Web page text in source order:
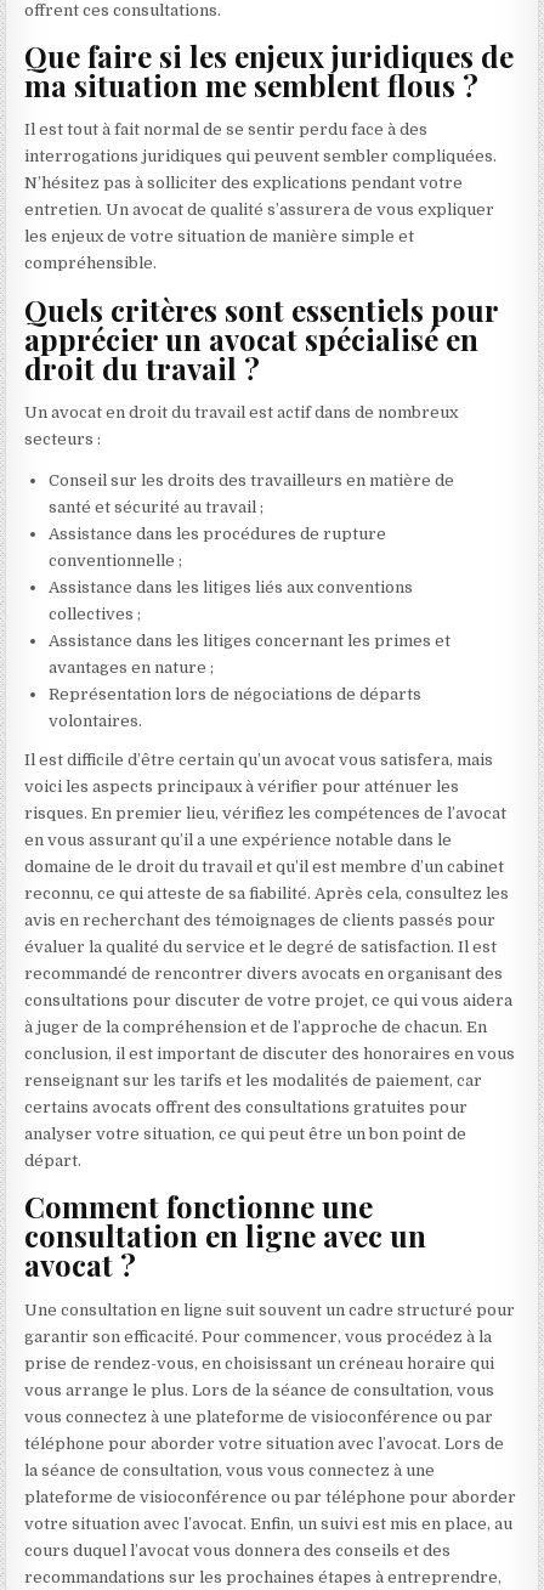
offrent ces consultations.
Que faire si les enjeux juridiques de
ma situation me semblent flous ?
Il est tout à fait normal de se sentir perdu face à des
interrogations juridiques qui peuvent sembler compliquées.
N’hésitez pas à solliciter des explications pendant votre
entretien. Un avocat de qualité s’assurera de vous expliquer
les enjeux de votre situation de manière simple et
compréhensible.
Quels critères sont essentiels pour
apprécier un avocat spécialisé en
droit du travail ?
Un avocat en droit du travail est actif dans de nombreux
secteurs :
Conseil sur les droits des travailleurs en matière de
santé et sécurité au travail ;
Assistance dans les procédures de rupture
conventionnelle ;
Assistance dans les litiges liés aux conventions
collectives ;
Assistance dans les litiges concernant les primes et
avantages en nature ;
Représentation lors de négociations de départs
volontaires.
Il est difficile d’être certain qu’un avocat vous satisfera, mais
voici les aspects principaux à vérifier pour atténuer les
risques. En premier lieu, vérifiez les compétences de l’avocat
en vous assurant qu’il a une expérience notable dans le
domaine de le droit du travail et qu’il est membre d’un cabinet
reconnu, ce qui atteste de sa fiabilité. Après cela, consultez les
avis en recherchant des témoignages de clients passés pour
évaluer la qualité du service et le degré de satisfaction. Il est
recommandé de rencontrer divers avocats en organisant des
consultations pour discuter de votre projet, ce qui vous aidera
à juger de la compréhension et de l’approche de chacun. En
conclusion, il est important de discuter des honoraires en vous
renseignant sur les tarifs et les modalités de paiement, car
certains avocats offrent des consultations gratuites pour
analyser votre situation, ce qui peut être un bon point de
départ.
Comment fonctionne une
consultation en ligne avec un
avocat ?
Une consultation en ligne suit souvent un cadre structuré pour
garantir son efficacité. Pour commencer, vous procédez à la
prise de rendez-vous, en choisissant un créneau horaire qui
vous arrange le plus. Lors de la séance de consultation, vous
vous connectez à une plateforme de visioconférence ou par
téléphone pour aborder votre situation avec l’avocat. Lors de
la séance de consultation, vous vous connectez à une
plateforme de visioconférence ou par téléphone pour aborder
votre situation avec l’avocat. Enfin, un suivi est mis en place, au
cours duquel l’avocat vous donnera des conseils et des
recommandations sur les prochaines étapes à entreprendre,